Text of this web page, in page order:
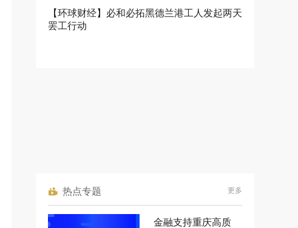
【环球财经】必和必拓黑德兰港工人发起两天
罢工行动
热点专题 更多
金融支持重庆高质